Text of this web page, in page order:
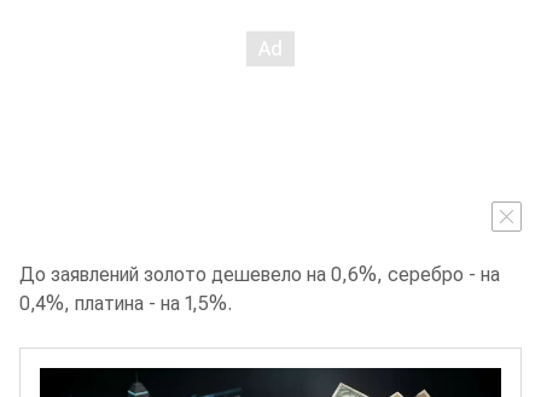
До заявлений золото дешевело на 0,6%, серебро - на
0,4%, платина - на 1,5%.